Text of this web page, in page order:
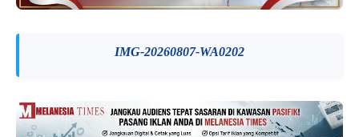
IMG-20260807-WA0202